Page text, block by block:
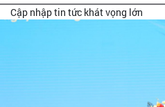
Cập nhập tin tức khát vọng lớn